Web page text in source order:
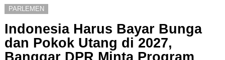
PARLEMEN
Indonesia Harus Bayar Bunga
dan Pokok Utang di 2027,